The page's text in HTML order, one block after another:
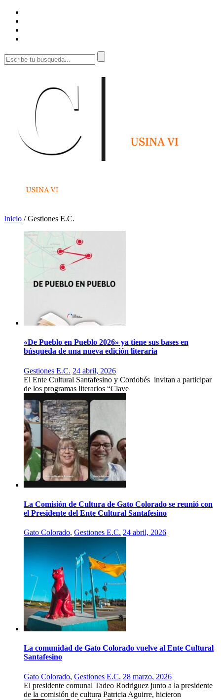
Inicio /Gestiones E.C.
«De Pueblo en Pueblo 2026» ya tiene sus bases en
búsqueda de una nueva edición literaria
Gestiones E.C. 24 abril, 2026
El Ente Cultural Santafesino y Cordobés invitan a participar
de los programas literarios “Clave
La Comisión de Cultura de Gato Colorado se reunió con
el Presidente del Ente Cultural Santafesino
Gato Colorado, Gestiones E.C. 24 abril, 2026
La comunidad de Gato Colorado vuelve al Ente Cultural
Santafesino
Gato Colorado, Gestiones E.C. 28 marzo, 2026
El presidente comunal Tadeo Rodriguez junto a la presidente
de la comisión de cultura Patricia Aguirre, hicieron